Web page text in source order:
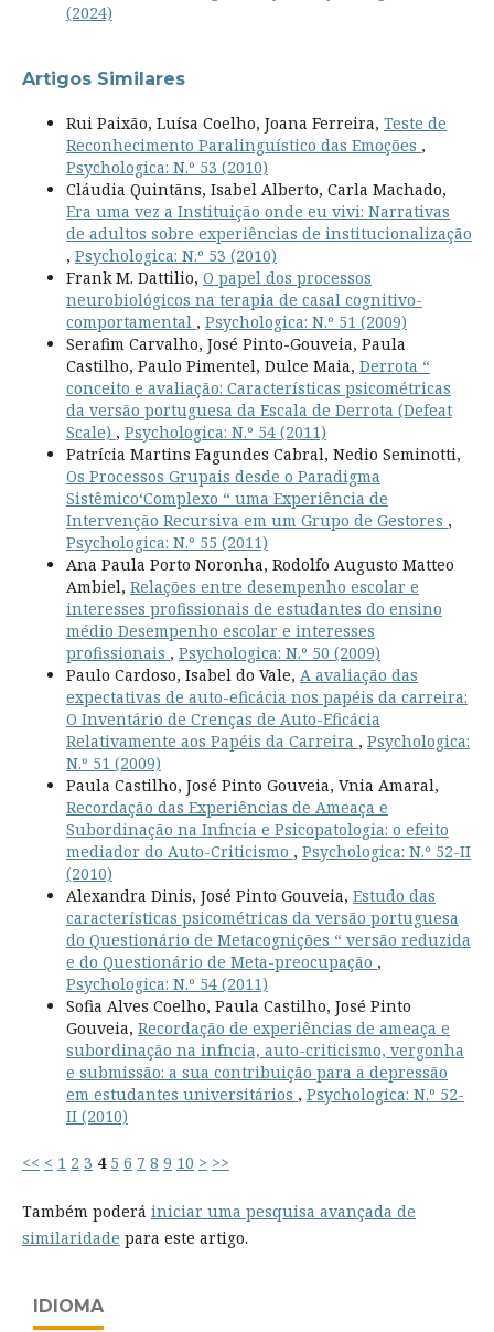
(2024)
Artigos Similares
Rui Paixão, Luísa Coelho, Joana Ferreira, Teste de
Reconhecimento Paralinguístico das Emoções ,
Psychologica: N.º 53 (2010)
Cláudia Quintãns, Isabel Alberto, Carla Machado,
Era uma vez a Instituição onde eu vivi: Narrativas
de adultos sobre experiências de institucionalização
, Psychologica: N.º 53 (2010)
Frank M. Dattilio, O papel dos processos
neurobiológicos na terapia de casal cognitivo-
comportamental , Psychologica: N.º 51 (2009)
Serafim Carvalho, José Pinto-Gouveia, Paula
Castilho, Paulo Pimentel, Dulce Maia, Derrota “
conceito e avaliação: Características psicométricas
da versão portuguesa da Escala de Derrota (Defeat
Scale) , Psychologica: N.º 54 (2011)
Patrícia Martins Fagundes Cabral, Nedio Seminotti,
Os Processos Grupais desde o Paradigma
Sistêmico‘Complexo “ uma Experiência de
Intervenção Recursiva em um Grupo de Gestores ,
Psychologica: N.º 55 (2011)
Ana Paula Porto Noronha, Rodolfo Augusto Matteo
Ambiel, Relações entre desempenho escolar e
interesses profissionais de estudantes do ensino
médio Desempenho escolar e interesses
profissionais , Psychologica: N.º 50 (2009)
Paulo Cardoso, Isabel do Vale, A avaliação das
expectativas de auto-eficácia nos papéis da carreira:
O Inventário de Crenças de Auto-Eficácia
Relativamente aos Papéis da Carreira , Psychologica:
N.º 51 (2009)
Paula Castilho, José Pinto Gouveia, Vnia Amaral,
Recordação das Experiências de Ameaça e
Subordinação na Infncia e Psicopatologia: o efeito
mediador do Auto-Criticismo , Psychologica: N.º 52-II
(2010)
Alexandra Dinis, José Pinto Gouveia, Estudo das
características psicométricas da versão portuguesa
do Questionário de Metacognições “ versão reduzida
e do Questionário de Meta-preocupação ,
Psychologica: N.º 54 (2011)
Sofia Alves Coelho, Paula Castilho, José Pinto
Gouveia, Recordação de experiências de ameaça e
subordinação na infncia, auto-criticismo, vergonha
e submissão: a sua contribuição para a depressão
em estudantes universitários , Psychologica: N.º 52-
II (2010)
<< < 1 2 3 4 5 6 7 8 9 10 > >>
Também poderá iniciar uma pesquisa avançada de
similaridade para este artigo.
IDIOMA